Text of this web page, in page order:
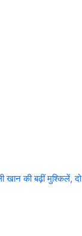
खान की बढ़ीं मुश्किलें, दो